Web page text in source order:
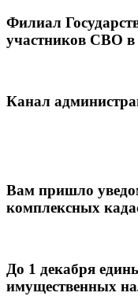
Филиал
участников СВО в
Канал
Вам пришло
комплексных
До 1 декабря
имущественных